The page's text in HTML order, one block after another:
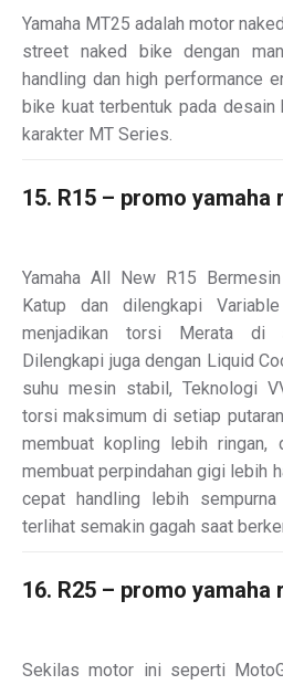
Yamaha MT25 adalah motor
street naked bike dengan
handling dan high performance
bike kuat terbentuk pada desain
karakter MT Series.
15. R15 – promo
Yamaha All New R15
Katup dan dilengkapi
menjadikan torsi Merata di
Dilengkapi juga dengan Liquid
suhu mesin stabil, Teknologi
torsi maksimum di setiap
membuat kopling lebih ringan,
membuat perpindahan gigi lebih
cepat handling lebih
terlihat semakin gagah saat
16. R25 – promo
Sekilas motor ini seperti